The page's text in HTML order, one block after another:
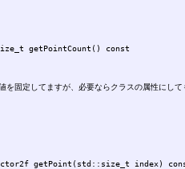
getPointCount() const
固定してますが、必要ならクラスの属性にして
getPoint(std::size_t index)